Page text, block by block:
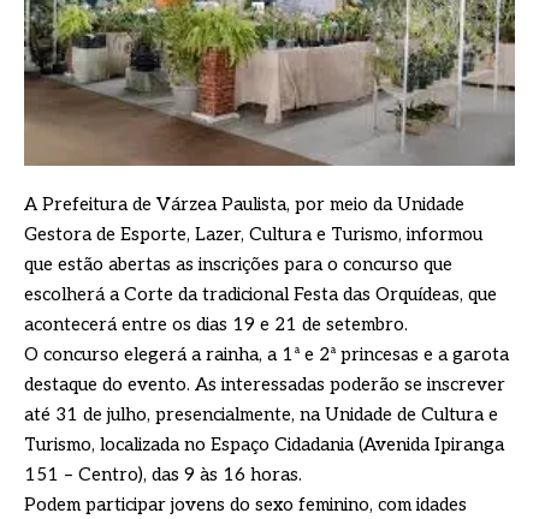
A Prefeitura de Várzea Paulista, por meio da Unidade
Gestora de Esporte, Lazer, Cultura e Turismo, informou
que estão abertas as inscrições para o concurso que
escolherá a Corte da tradicional Festa das Orquídeas, que
acontecerá entre os dias 19 e 21 de setembro.
O concurso elegerá a rainha, a 1ª e 2ª princesas e a garota
destaque do evento. As interessadas poderão se inscrever
até 31 de julho, presencialmente, na Unidade de Cultura e
Turismo, localizada no Espaço Cidadania (Avenida Ipiranga
151 – Centro), das 9 às 16 horas.
Podem participar jovens do sexo feminino, com idades